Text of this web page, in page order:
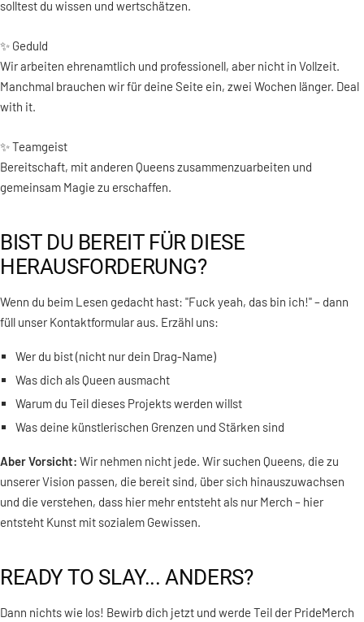
solltest du wissen und wertschätzen.
✨ Geduld
Wir arbeiten ehrenamtlich und professionell, aber nicht in Vollzeit.
Manchmal brauchen wir für deine Seite ein, zwei Wochen länger. Deal
with it.
✨ Teamgeist
Bereitschaft, mit anderen Queens zusammenzuarbeiten und
gemeinsam Magie zu erschaffen.
BIST DU BEREIT FÜR DIESE
HERAUSFORDERUNG?
Wenn du beim Lesen gedacht hast: "Fuck yeah, das bin ich!" – dann
füll unser Kontaktformular aus. Erzähl uns:
Wer du bist (nicht nur dein Drag-Name)
Was dich als Queen ausmacht
Warum du Teil dieses Projekts werden willst
Was deine künstlerischen Grenzen und Stärken sind
Aber Vorsicht: Wir nehmen nicht jede. Wir suchen Queens, die zu
unserer Vision passen, die bereit sind, über sich hinauszuwachsen
und die verstehen, dass hier mehr entsteht als nur Merch – hier
entsteht Kunst mit sozialem Gewissen.
READY TO SLAY... ANDERS?
Dann nichts wie los! Bewirb dich jetzt und werde Teil der PrideMerch